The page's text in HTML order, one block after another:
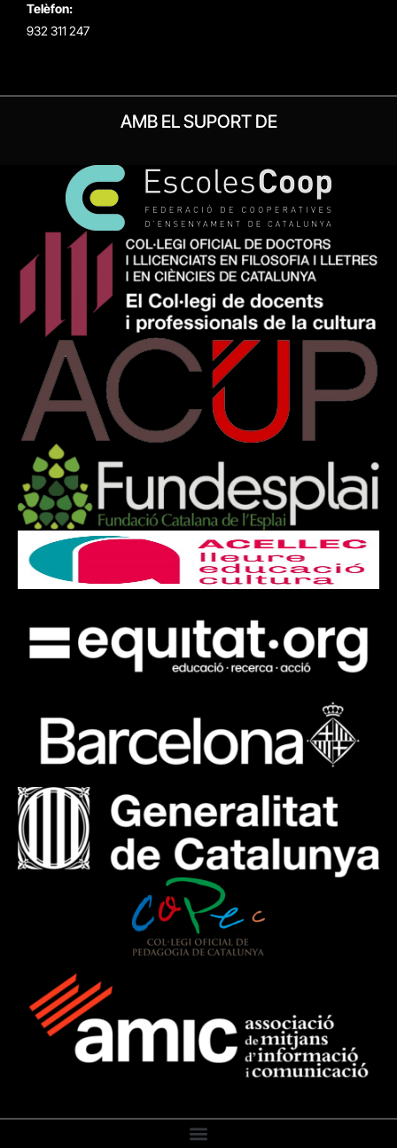
Telèfon:
932 311 247
AMB EL SUPORT DE